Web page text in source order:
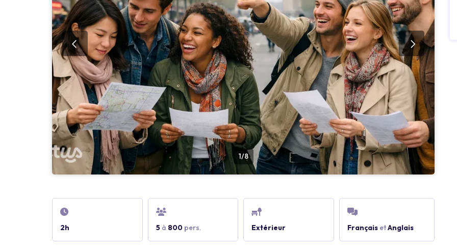
1/8
2h 5à 800pers. Extérieur FrançaisetAnglais